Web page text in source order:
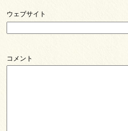
ウェブサイト
コメント